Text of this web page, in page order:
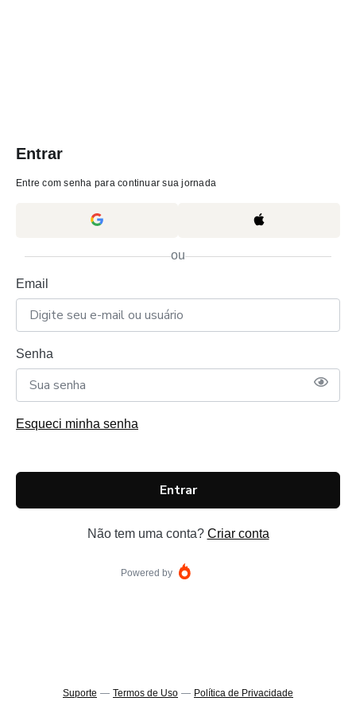
Entrar
Entre com senha para continuar sua jornada
ou
Email
Senha
Esqueci minha senha
Entrar
Não tem uma conta? Criar conta
Powered by
Suporte — Termos de Uso — Política de Privacidade